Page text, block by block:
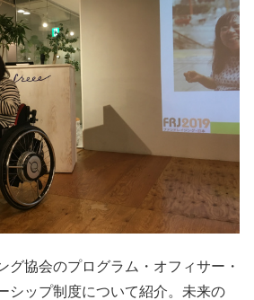
グ協会のプログラム・オフィサー・
シップ制度について紹介。未来の